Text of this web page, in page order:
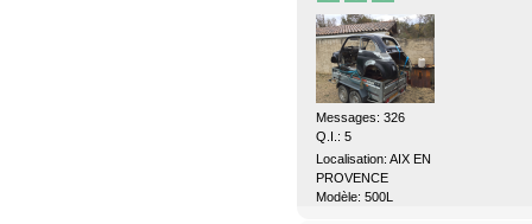
Messages: 326
Q.I.: 5
Localisation: AIX EN
PROVENCE
Modèle: 500L